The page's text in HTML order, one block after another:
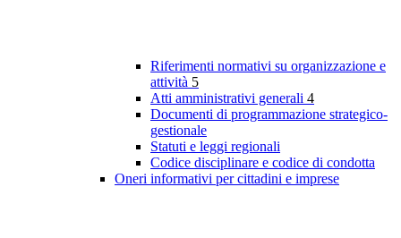
Riferimenti normativi su organizzazione e
attività 5
Atti amministrativi generali 4
Documenti di programmazione strategico-
gestionale
Statuti e leggi regionali
Codice disciplinare e codice di condotta
Oneri informativi per cittadini e imprese